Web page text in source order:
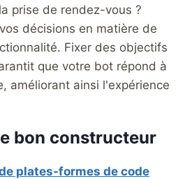
prise de rendez-vous ?
décisions en matière de
Fixer des objectifs
que votre bot répond à
améliorant ainsi l'expérience
bon constructeur
plates-formes de code